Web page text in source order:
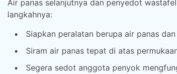
Air panas selanjutnya dan penyedot
langkahnya:
Siapkan peralatan berupa air panas
Siram air panas tepat di atas
Segera sedot anggota penyok